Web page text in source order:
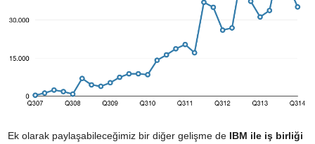
Ek olarak paylaşabileceğimiz bir diğer gelişme de IBM ile iş birliği